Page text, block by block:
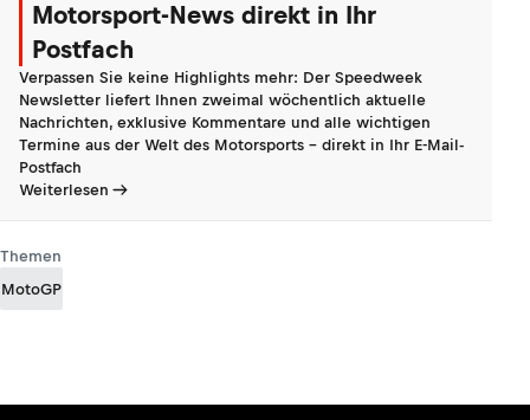
Motorsport-News direkt in Ihr
Postfach
Verpassen Sie keine Highlights mehr: Der Speedweek
Newsletter liefert Ihnen zweimal wöchentlich aktuelle
Nachrichten, exklusive Kommentare und alle wichtigen
Termine aus der Welt des Motorsports - direkt in Ihr E-Mail-
Postfach
Weiterlesen
Themen
MotoGP